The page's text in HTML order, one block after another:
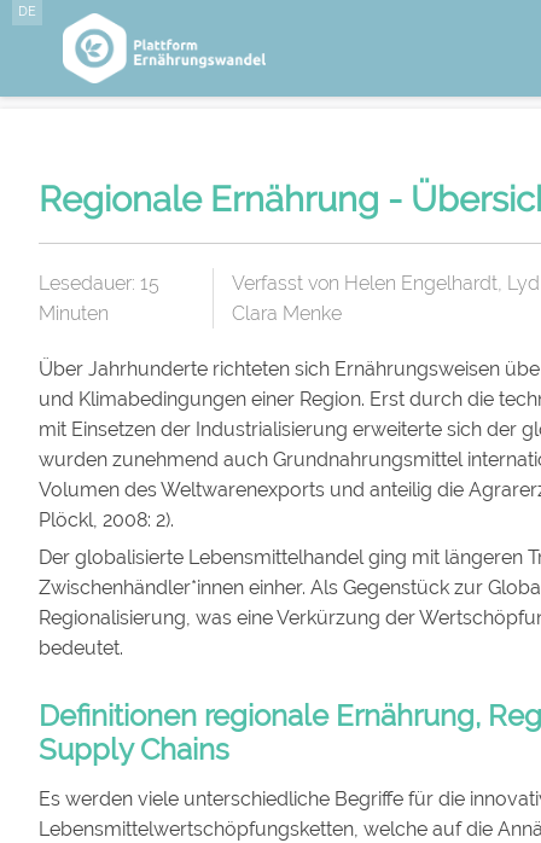
DE
Regionale Ernährung -
Lesedauer: 15
Minuten
Verfasst von Helen Engelhardt,
Clara Menke
Über Jahrhunderte richteten sich Ernährungsweisen
und Klimabedingungen einer Region. Erst durch die
mit Einsetzen der Industrialisierung erweiterte sich der
wurden zunehmend auch Grundnahrungsmittel
Volumen des Weltwarenexports und anteilig die
Plöckl, 2008: 2).
Der globalisierte Lebensmittelhandel ging mit längeren
Zwischenhändler*innen einher. Als Gegenstück zur
Regionalisierung, was eine Verkürzung der
bedeutet.
Definitionen regionale Ernährung,
Supply Chains
Es werden viele unterschiedliche Begriffe für die
Lebensmittelwertschöpfungsketten, welche auf die